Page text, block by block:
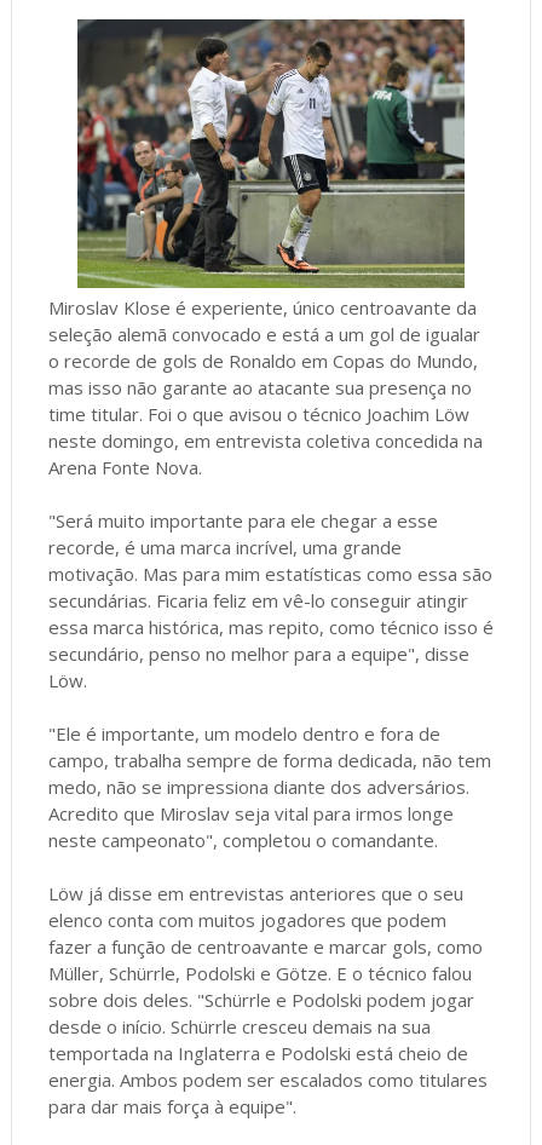
Miroslav Klose é experiente, único centroavante da
seleção alemã convocado e está a um gol de igualar
o recorde de gols de Ronaldo em Copas do Mundo,
mas isso não garante ao atacante sua presença no
time titular. Foi o que avisou o técnico Joachim Löw
neste domingo, em entrevista coletiva concedida na
Arena Fonte Nova.
"Será muito importante para ele chegar a esse
recorde, é uma marca incrível, uma grande
motivação. Mas para mim estatísticas como essa são
secundárias. Ficaria feliz em vê-lo conseguir atingir
essa marca histórica, mas repito, como técnico isso é
secundário, penso no melhor para a equipe", disse
Löw.
"Ele é importante, um modelo dentro e fora de
campo, trabalha sempre de forma dedicada, não tem
medo, não se impressiona diante dos adversários.
Acredito que Miroslav seja vital para irmos longe
neste campeonato", completou o comandante.
Löw já disse em entrevistas anteriores que o seu
elenco conta com muitos jogadores que podem
fazer a função de centroavante e marcar gols, como
Müller, Schürrle, Podolski e Götze. E o técnico falou
sobre dois deles. "Schürrle e Podolski podem jogar
desde o início. Schürrle cresceu demais na sua
temportada na Inglaterra e Podolski está cheio de
energia. Ambos podem ser escalados como titulares
para dar mais força à equipe".